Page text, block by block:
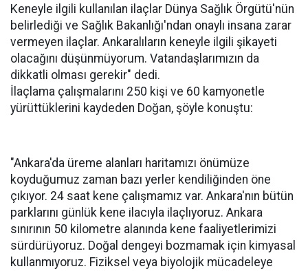
Keneyle ilgili kullanılan ilaçlar Dünya Sağlık Örgütü'nün
belirlediği ve Sağlık Bakanlığı'ndan onaylı insana zarar
vermeyen ilaçlar. Ankaralıların keneyle ilgili şikayeti
olacağını düşünmüyorum. Vatandaşlarımızın da
dikkatli olması gerekir" dedi.
İlaçlama çalışmalarını 250 kişi ve 60 kamyonetle
yürüttüklerini kaydeden Doğan, şöyle konuştu:
"Ankara'da üreme alanları haritamızı önümüze
koyduğumuz zaman bazı yerler kendiliğinden öne
çıkıyor. 24 saat kene çalışmamız var. Ankara'nın bütün
parklarını günlük kene ilacıyla ilaçlıyoruz. Ankara
sınırının 50 kilometre alanında kene faaliyetlerimizi
sürdürüyoruz. Doğal dengeyi bozmamak için kimyasal
kullanmıyoruz. Fiziksel veya biyolojik mücadeleye